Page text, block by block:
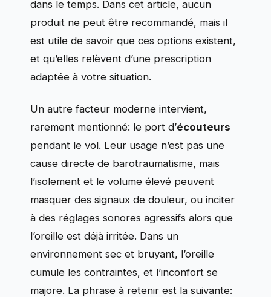
dans le temps. Dans cet article, aucun
produit ne peut être recommandé, mais il
est utile de savoir que ces options existent,
et qu’elles relèvent d’une prescription
adaptée à votre situation.
Un autre facteur moderne intervient,
rarement mentionné: le port d’écouteurs
pendant le vol. Leur usage n’est pas une
cause directe de barotraumatisme, mais
l’isolement et le volume élevé peuvent
masquer des signaux de douleur, ou inciter
à des réglages sonores agressifs alors que
l’oreille est déjà irritée. Dans un
environnement sec et bruyant, l’oreille
cumule les contraintes, et l’inconfort se
majore. La phrase à retenir est la suivante: